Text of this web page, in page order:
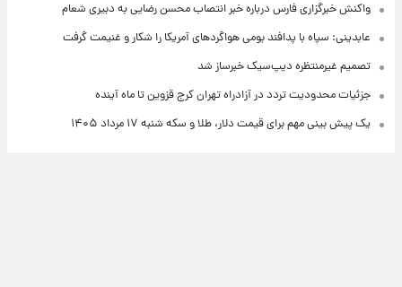
واکنش خبرگزاری فارس درباره خبر انتصاب محسن رضایی به دبیری شعام
عابدینی: سپاه با پدافند بومی هواگردهای آمریکا را شکار و غنیمت گرفت
تصمیم غیرمنتظره دیپ‌سیک خبرساز شد
جزئیات محدودیت تردد در آزادراه تهران کرج قزوین تا ماه آینده
یک پیش ‌بینی مهم برای قیمت دلار، طلا و سکه شنبه ۱۷ مرداد ۱۴۰۵